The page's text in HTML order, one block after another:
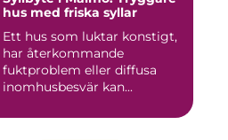
hus med friska syllar
Ett hus som luktar konstigt,
har återkommande
fuktproblem eller diffusa
inomhusbesvär kan...